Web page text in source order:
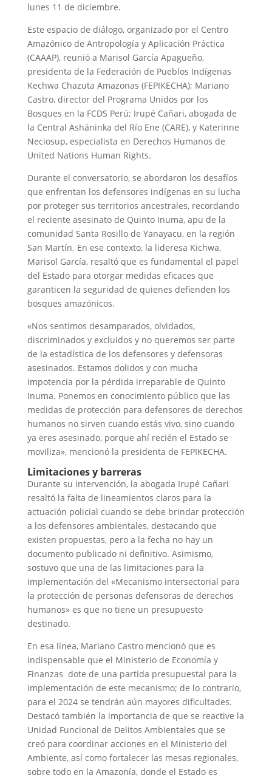
lunes 11 de diciembre.
Este espacio de diálogo, organizado por el Centro
Amazónico de Antropología y Aplicación Práctica
(CAAAP), reunió a Marisol García Apagüeño,
presidenta de la Federación de Pueblos Indígenas
Kechwa Chazuta Amazonas (FEPIKECHA); Mariano
Castro, director del Programa Unidos por los
Bosques en la FCDS Perú; Irupé Cañari, abogada de
la Central Asháninka del Río Ene (CARE), y Katerinne
Neciosup, especialista en Derechos Humanos de
United Nations Human Rights.
Durante el conversatorio, se abordaron los desafíos
que enfrentan los defensores indígenas en su lucha
por proteger sus territorios ancestrales, recordando
el reciente asesinato de Quinto Inuma, apu de la
comunidad Santa Rosillo de Yanayacu, en la región
San Martín. En ese contexto, la lideresa Kichwa,
Marisol García, resaltó que es fundamental el papel
del Estado para otorgar medidas eficaces que
garanticen la seguridad de quienes defienden los
bosques amazónicos.
«Nos sentimos desamparados, olvidados,
discriminados y excluidos y no queremos ser parte
de la estadística de los defensores y defensoras
asesinados. Estamos dolidos y con mucha
impotencia por la pérdida irreparable de Quinto
Inuma. Ponemos en conocimiento público que las
medidas de protección para defensores de derechos
humanos no sirven cuando estás vivo, sino cuando
ya eres asesinado, porque ahí recién el Estado se
moviliza», mencionó la presidenta de FEPIKECHA.
Limitaciones y barreras
Durante su intervención, la abogada Irupé Cañari
resaltó la falta de lineamientos claros para la
actuación policial cuando se debe brindar protección
a los defensores ambientales, destacando que
existen propuestas, pero a la fecha no hay un
documento publicado ni definitivo. Asimismo,
sostuvo que una de las limitaciones para la
implementación del «Mecanismo intersectorial para
la protección de personas defensoras de derechos
humanos» es que no tiene un presupuesto
destinado.
En esa línea, Mariano Castro mencionó que es
indispensable que el Ministerio de Economía y
Finanzas dote de una partida presupuestal para la
implementación de este mecanismo; de lo contrario,
para el 2024 se tendrán aún mayores dificultades.
Destacó también la importancia de que se reactive la
Unidad Funcional de Delitos Ambientales que se
creó para coordinar acciones en el Ministerio del
Ambiente, así como fortalecer las mesas regionales,
sobre todo en la Amazonía, donde el Estado es